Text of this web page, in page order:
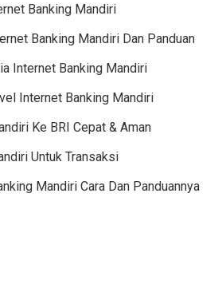
Banking Mandiri
Banking Mandiri Dan Panduan
Internet Banking Mandiri
Internet Banking Mandiri
Ke BRI Cepat & Aman
Untuk Transaksi
Mandiri Cara Dan Panduannya